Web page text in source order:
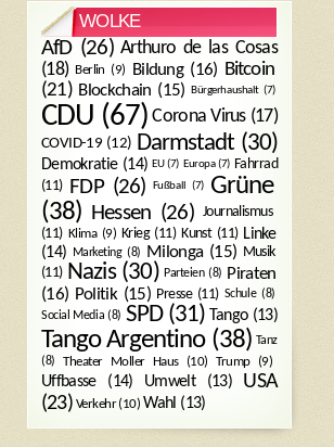
WOLKE
AfD(26) Arthuro de las Cosas
(18) Berlin (9) Bildung(16) Bitcoin
(21) Blockchain (15) Bürgerhaushalt (7)
CDU (67) Corona Virus(17)
COVID-19 (12) Darmstadt (30)
Demokratie(14) EU(7) Europa(7) Fahrrad
(11)
FDP(26) Fußball (7)
Grüne
(38) Hessen (26) Journalismus
(11) Klima(9) Krieg(11) Kunst(11) Linke
(14) Marketing(8) Milonga(15) Musik
(11) Nazis(30) Parteien(8) Piraten
(16) Politik(15) Presse(11) Schule(8)
Social Media (8) SPD(31) Tango(13)
Tango Argentino(38) Tanz
(8)
Theater Moller Haus(10) Trump(9)
Uffbasse(14) Umwelt(13)
USA
(23) Verkehr(10) Wahl (13)